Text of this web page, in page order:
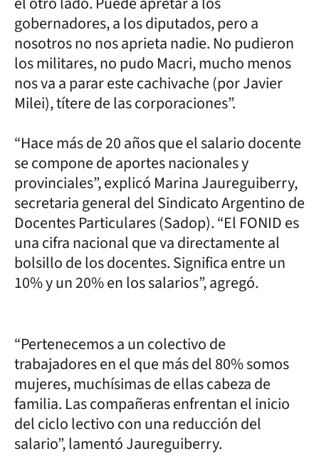
gobernadores, a los diputados, pero a
nosotros no nos aprieta nadie. No pudieron
los militares, no pudo Macri, mucho menos
nos va a parar este cachivache (por Javier
Milei), títere de las corporaciones”.
“Hace más de 20 años que el salario docente
se compone de aportes nacionales y
provinciales”, explicó Marina Jaureguiberry,
secretaria general del Sindicato Argentino de
Docentes Particulares (Sadop). “El FONID es
una cifra nacional que va directamente al
bolsillo de los docentes. Significa entre un
10% y un 20% en los salarios”, agregó.
“Pertenecemos a un colectivo de
trabajadores en el que más del 80% somos
mujeres, muchísimas de ellas cabeza de
familia. Las compañeras enfrentan el inicio
del ciclo lectivo con una reducción del
salario”, lamentó Jaureguiberry.